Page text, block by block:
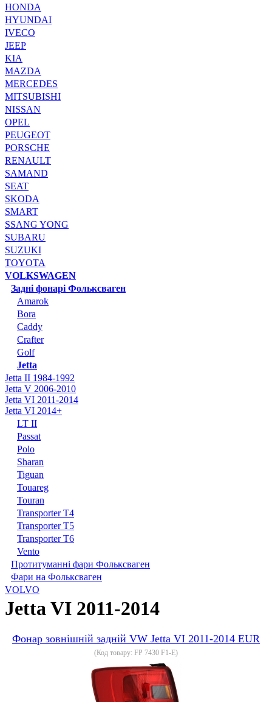
HONDA
HYUNDAI
IVECO
JEEP
KIA
MAZDA
MERCEDES
MITSUBISHI
NISSAN
OPEL
PEUGEOT
PORSCHE
RENAULT
SAMAND
SEAT
SKODA
SMART
SSANG YONG
SUBARU
SUZUKI
TOYOTA
VOLKSWAGEN
Задні фонарі Фольксваген
Amarok
Bora
Caddy
Crafter
Golf
Jetta
Jetta II 1984-1992
Jetta V 2006-2010
Jetta VI 2011-2014
Jetta VI 2014+
LT II
Passat
Polo
Sharan
Tiguan
Touareg
Touran
Transporter T4
Transporter T5
Transporter T6
Vento
Протитуманні фари Фольксваген
Фари на Фольксваген
VOLVO
Jetta VI 2011-2014
Фонар зовнішній задній VW Jetta VI 2011-2014 EUR
(Код товару: FP 7430 F1-E)